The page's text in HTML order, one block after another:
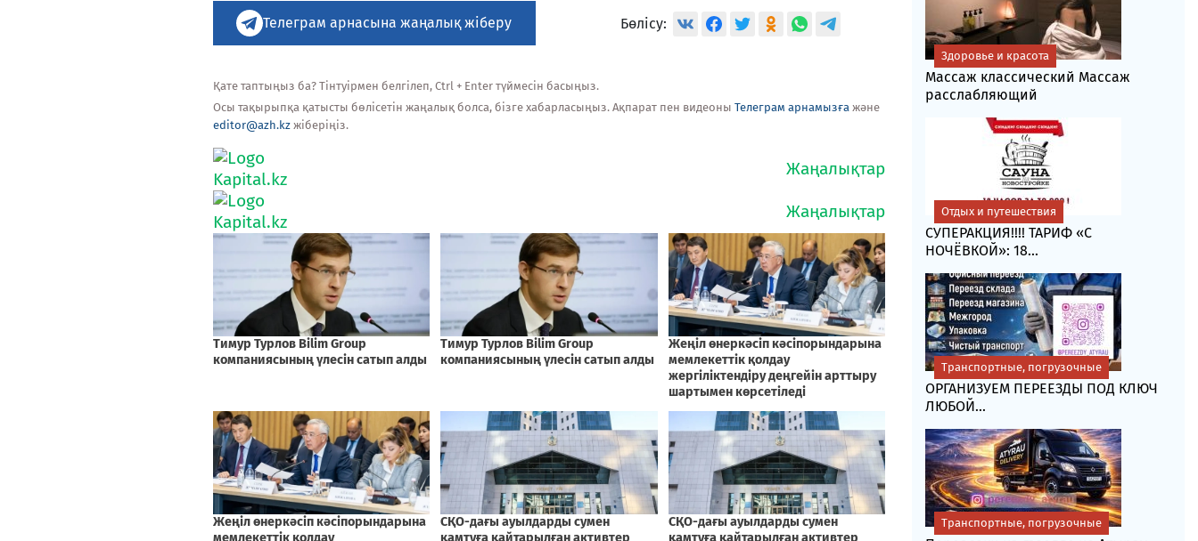
Телеграм арнасына жаңалық жіберу Бөлісу:
Қате таптыңыз ба? Тінтуірмен белгілеп, Ctrl + Enter түймесін басыңыз.
Осы тақырыпқа қатысты бөлісетін жаңалық болса, бізге хабарласыңыз. Ақпарат пен видеоны Телеграм арнамызға және
editor@azh.kz жіберіңіз.
Массаж классический Массаж
расслабляющий
Здоровье и красота
СУПЕРАКЦИЯ!!!! ТАРИФ «C
НОЧЁВКОЙ»: 18...
Отдых и путешествия
ОРГАНИЗУЕМ ПЕРЕЕЗДЫ ПОД КЛЮЧ
ЛЮБОЙ...
Транспортные, погрузочные
Транспортные, погрузочные